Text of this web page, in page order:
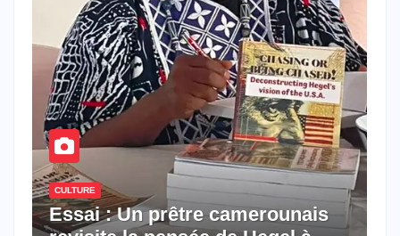
CULTURE
Essai : Un prêtre camerounais